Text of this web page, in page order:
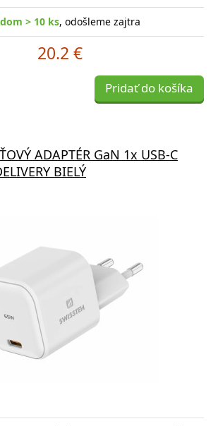
> 10 ks, odošleme zajtra
20.2 €
Pridať do košíka
ADAPTÉR GaN 1x USB-C
BIELÝ